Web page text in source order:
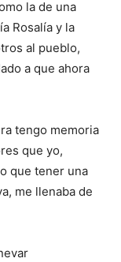
la de una
Rosalía y la
al pueblo,
a que ahora
tengo memoria
que yo,
que tener una
me llenaba de